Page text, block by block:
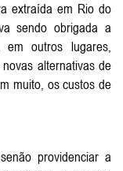
extraída em Rio do
sendo obrigada a
em outros lugares,
alternativas de
muito, os custos de
providenciar a